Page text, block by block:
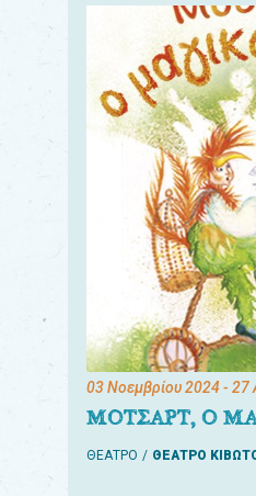
03 Νοεμβρίου 2024- 27
ΜΟΤΣΑΡΤ, Ο
ΘΕΑΤΡΟ ΘΕΑΤΡΟ